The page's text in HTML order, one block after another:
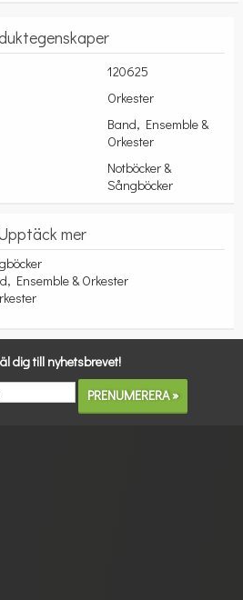
120625
Orkester
Band, Ensemble &
Orkester
Notböcker &
Sångböcker
mer
Ensemble & Orkester
dig till nyhetsbrevet!